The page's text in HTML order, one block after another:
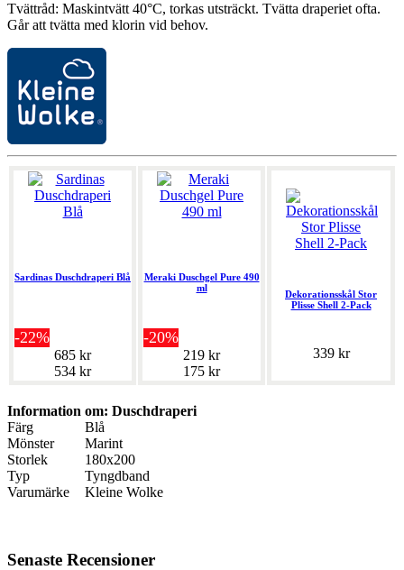
Tvättråd: Maskintvätt 40°C, torkas utsträckt. Tvätta draperiet ofta.
Går att tvätta med klorin vid behov.
Sardinas Duschdraperi Blå
-22%
685 kr
534 kr
Meraki Duschgel Pure 490
ml
-20%
219 kr
175 kr
Dekorationsskål Stor
Plisse Shell 2-Pack
339 kr
Information om: Duschdraperi
Färg
Blå
Mönster
Marint
Storlek
180x200
Typ
Tyngdband
Varumärke
Kleine Wolke
Senaste Recensioner